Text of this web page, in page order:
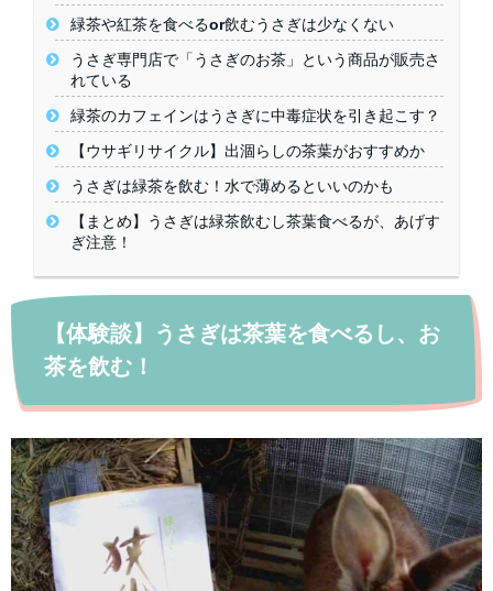
緑茶や紅茶を食べるor飲むうさぎは少なくない
うさぎ専門店で「うさぎのお茶」という商品が販売さ
れている
緑茶のカフェインはうさぎに中毒症状を引き起こす？
【ウサギリサイクル】出涸らしの茶葉がおすすめか
うさぎは緑茶を飲む！水で薄めるといいのかも
【まとめ】うさぎは緑茶飲むし茶葉食べるが、あげす
ぎ注意！
【体験談】うさぎは茶葉を食べるし、お
茶を飲む！